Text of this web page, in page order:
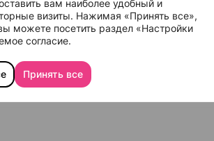
вам наиболее удобный и
визиты. Нажимая «Принять все»,
можете посетить раздел «Настройки
согласие.
Принять все